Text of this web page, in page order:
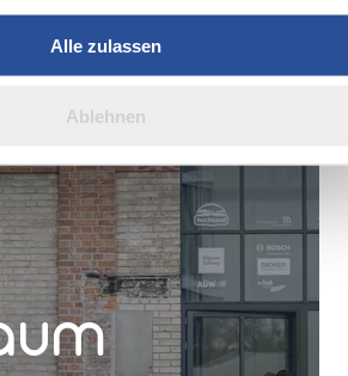
möglicherweise mit weiteren Daten
ihnen bereitgestellt haben oder die sie im
der Dienste gesammelt haben.
Alle zulassen
Ablehnen